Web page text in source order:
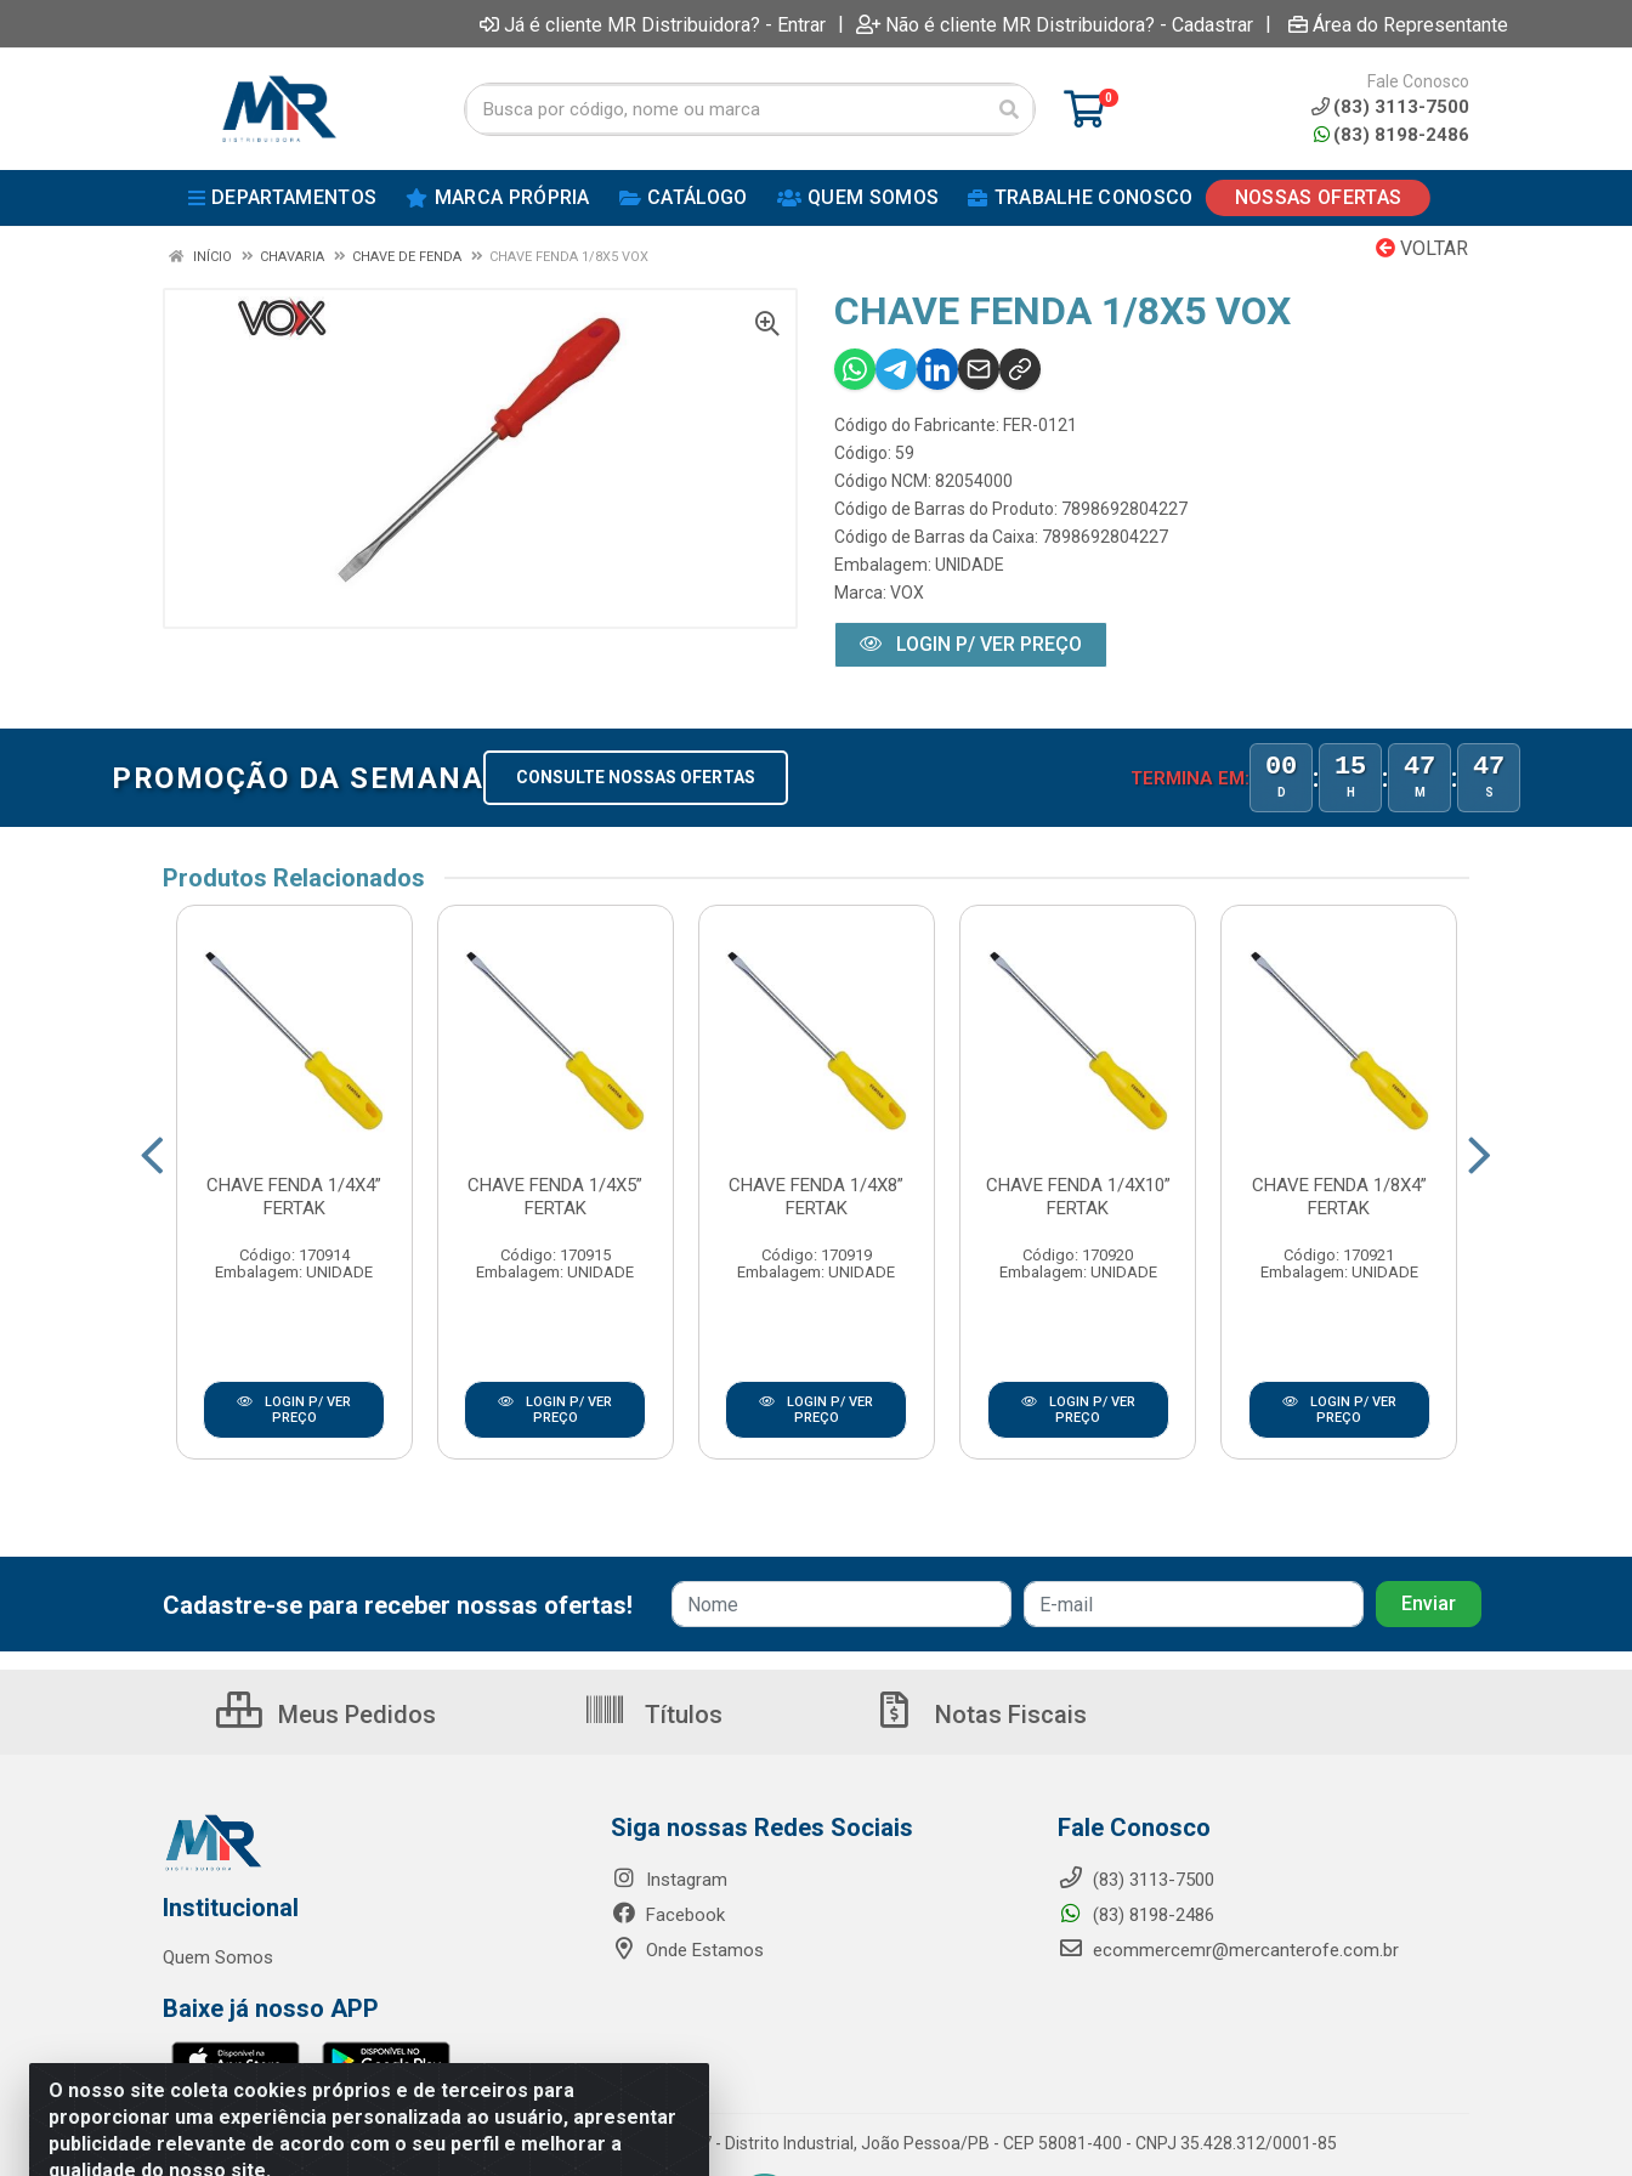
Já é cliente MR Distribuidora? - Entrar | Não é cliente MR Distribuidora? - Cadastrar | Área do Representante
0
Fale Conosco
(83) 3113-7500
(83) 8198-2486
DEPARTAMENTOS MARCA PRÓPRIA CATÁLOGO QUEM SOMOS TRABALHE CONOSCO NOSSAS OFERTAS
VOLTAR
INÍCIO CHAVARIA CHAVE DE FENDA CHAVE FENDA 1/8X5 VOX
CHAVE FENDA 1/8X5 VOX
Código do Fabricante: FER-0121
Código: 59
Código NCM: 82054000
Código de Barras do Produto: 7898692804227
Código de Barras da Caixa: 7898692804227
Embalagem: UNIDADE
Marca: VOX
LOGIN P/ VER PREÇO
PROMOÇÃO DA SEMANA CONSULTE NOSSAS OFERTAS TERMINA EM: 00
D : 15
H : 47
M : 46
S
Produtos Relacionados
CHAVE FENDA 1/4X4”
FERTAK
Código: 170914
Embalagem: UNIDADE
LOGIN P/ VER
PREÇO
CHAVE FENDA 1/4X5”
FERTAK
Código: 170915
Embalagem: UNIDADE
LOGIN P/ VER
PREÇO
CHAVE FENDA 1/4X8”
FERTAK
Código: 170919
Embalagem: UNIDADE
LOGIN P/ VER
PREÇO
CHAVE FENDA 1/4X10”
FERTAK
Código: 170920
Embalagem: UNIDADE
LOGIN P/ VER
PREÇO
CHAVE FENDA 1/8X4”
FERTAK
Código: 170921
Embalagem: UNIDADE
LOGIN P/ VER
PREÇO
O nosso site coleta cookies próprios e de terceiros para
proporcionar uma experiência personalizada ao usuário, apresentar
publicidade relevante de acordo com o seu perfil e melhorar a
qualidade do nosso site.
Cadastre-se para receber nossas ofertas!
Meus Pedidos Títulos Notas Fiscais
Institucional
Quem Somos
Baixe já nosso APP
Siga nossas Redes Sociais
Instagram
Facebook
Onde Estamos
Fale Conosco
(83) 3113-7500
(83) 8198-2486
ecommercemr@mercanterofe.com.br
MR Distribuidora - Rua Hortêncio Ribeiro de Luna, 3777 - Distrito Industrial, João Pessoa/PB - CEP 58081-400 - CNPJ 35.428.312/0001-85